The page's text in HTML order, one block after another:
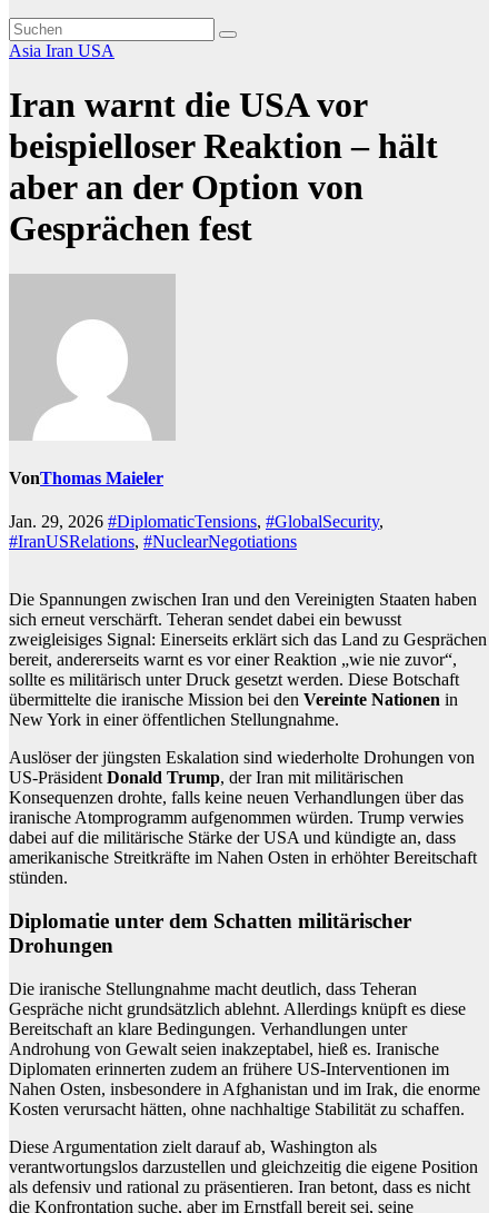
Asia Iran USA
Iran warnt die USA vor
beispielloser Reaktion – hält
aber an der Option von
Gesprächen fest
VonThomas Maieler
Jan. 29, 2026 #DiplomaticTensions, #GlobalSecurity,
#IranUSRelations, #NuclearNegotiations
Die Spannungen zwischen Iran und den Vereinigten Staaten haben
sich erneut verschärft. Teheran sendet dabei ein bewusst
zweigleisiges Signal: Einerseits erklärt sich das Land zu Gesprächen
bereit, andererseits warnt es vor einer Reaktion „wie nie zuvor“,
sollte es militärisch unter Druck gesetzt werden. Diese Botschaft
übermittelte die iranische Mission bei den Vereinte Nationen in
New York in einer öffentlichen Stellungnahme.
Auslöser der jüngsten Eskalation sind wiederholte Drohungen von
US-PräsidentDonald Trump, der Iran mit militärischen
Konsequenzen drohte, falls keine neuen Verhandlungen über das
iranische Atomprogramm aufgenommen würden. Trump verwies
dabei auf die militärische Stärke der USA und kündigte an, dass
amerikanische Streitkräfte im Nahen Osten in erhöhter Bereitschaft
stünden.
Diplomatie unter dem Schatten militärischer
Drohungen
Die iranische Stellungnahme macht deutlich, dass Teheran
Gespräche nicht grundsätzlich ablehnt. Allerdings knüpft es diese
Bereitschaft an klare Bedingungen. Verhandlungen unter
Androhung von Gewalt seien inakzeptabel, hieß es. Iranische
Diplomaten erinnerten zudem an frühere US-Interventionen im
Nahen Osten, insbesondere in Afghanistan und im Irak, die enorme
Kosten verursacht hätten, ohne nachhaltige Stabilität zu schaffen.
Diese Argumentation zielt darauf ab, Washington als
verantwortungslos darzustellen und gleichzeitig die eigene Position
als defensiv und rational zu präsentieren. Iran betont, dass es nicht
die Konfrontation suche, aber im Ernstfall bereit sei, seine